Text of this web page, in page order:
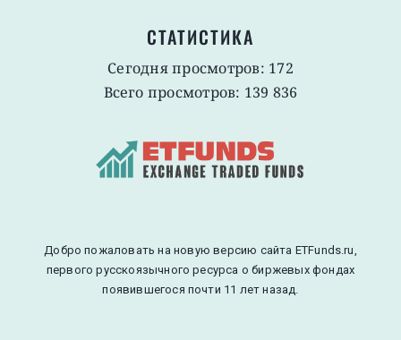
СТАТИСТИКА
Сегодня просмотров: 172
Всего просмотров: 139 836
Добро пожаловать на новую версию сайта ETFunds.ru,
первого русскоязычного ресурса о биржевых фондах
появившегося почти 11 лет назад.